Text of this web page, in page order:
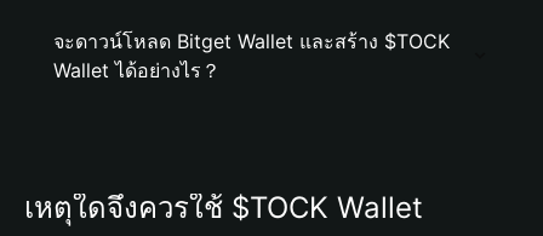
จะดาวน์โหลด Bitget Wallet และสร้าง $TOCK
Wallet ได้อย่างไร？
เหตุใดจึงควรใช้ $TOCK Wallet